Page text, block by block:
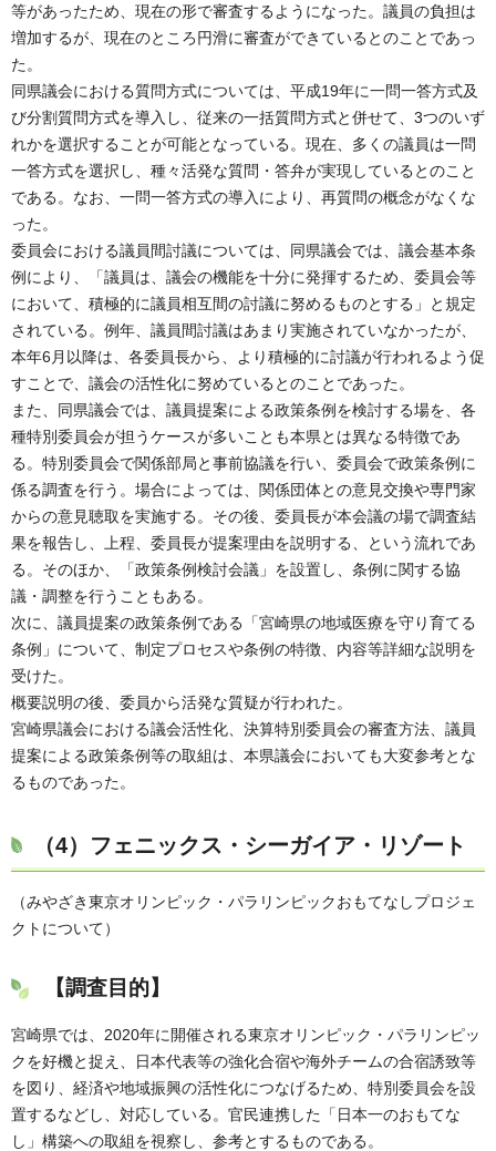
等があったため、現在の形で審査するようになった。議員の負担は
増加するが、現在のところ円滑に審査ができているとのことであっ
た。
同県議会における質問方式については、平成19年に一問一答方式及
び分割質問方式を導入し、従来の一括質問方式と併せて、3つのいず
れかを選択することが可能となっている。現在、多くの議員は一問
一答方式を選択し、種々活発な質問・答弁が実現しているとのこと
である。なお、一問一答方式の導入により、再質問の概念がなくな
った。
委員会における議員間討議については、同県議会では、議会基本条
例により、「議員は、議会の機能を十分に発揮するため、委員会等
において、積極的に議員相互間の討議に努めるものとする」と規定
されている。例年、議員間討議はあまり実施されていなかったが、
本年6月以降は、各委員長から、より積極的に討議が行われるよう促
すことで、議会の活性化に努めているとのことであった。
また、同県議会では、議員提案による政策条例を検討する場を、各
種特別委員会が担うケースが多いことも本県とは異なる特徴であ
る。特別委員会で関係部局と事前協議を行い、委員会で政策条例に
係る調査を行う。場合によっては、関係団体との意見交換や専門家
からの意見聴取を実施する。その後、委員長が本会議の場で調査結
果を報告し、上程、委員長が提案理由を説明する、という流れであ
る。そのほか、「政策条例検討会議」を設置し、条例に関する協
議・調整を行うこともある。
次に、議員提案の政策条例である「宮崎県の地域医療を守り育てる
条例」について、制定プロセスや条例の特徴、内容等詳細な説明を
受けた。
概要説明の後、委員から活発な質疑が行われた。
宮崎県議会における議会活性化、決算特別委員会の審査方法、議員
提案による政策条例等の取組は、本県議会においても大変参考とな
るものであった。
（4）フェニックス・シーガイア・リゾート
（みやざき東京オリンピック・パラリンピックおもてなしプロジェ
クトについて）
【調査目的】
宮崎県では、2020年に開催される東京オリンピック・パラリンピッ
クを好機と捉え、日本代表等の強化合宿や海外チームの合宿誘致等
を図り、経済や地域振興の活性化につなげるため、特別委員会を設
置するなどし、対応している。官民連携した「日本一のおもてな
し」構築への取組を視察し、参考とするものである。